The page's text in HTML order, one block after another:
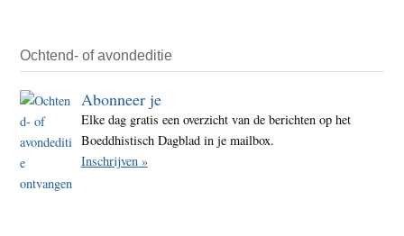
Ochtend- of avondeditie
Abonneer je
Elke dag gratis een overzicht van de berichten op het
Boeddhistisch Dagblad in je mailbox.
Inschrijven »